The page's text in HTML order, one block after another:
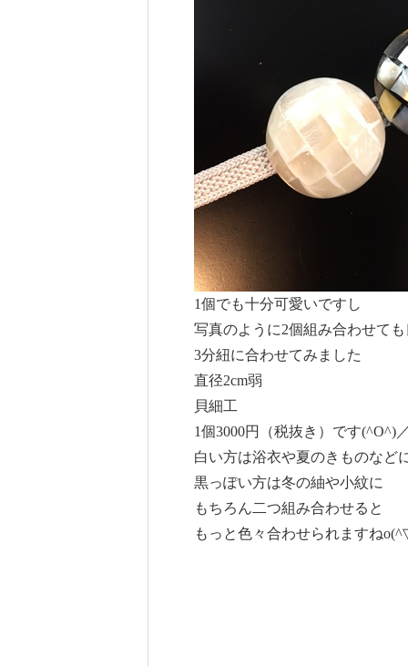
1個でも十分可愛いですし
写真のように2個組み合わせて
3分紐に合わせてみました
直径2cm弱
貝細工
1個3000円（税抜き）です(^O^)
白い方は浴衣や夏のきものなど
黒っぽい方は冬の紬や小紋に
もちろん二つ組み合わせると
もっと色々合わせられますね